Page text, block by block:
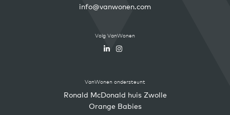
info@vanwonen.com
Volg VanWonen
VanWonen ondersteunt
Ronald McDonald huis Zwolle
Orange Babies